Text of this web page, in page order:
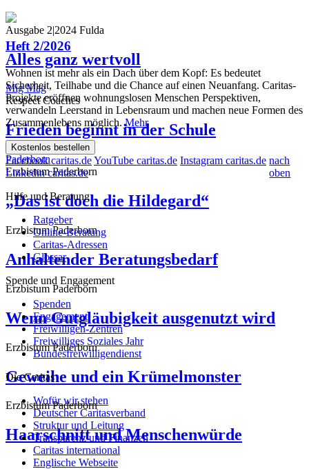
Ausgabe 2|2024 Fulda
Alles ganz wertvoll
Mig Mag
Respect Coaches
Frieden beginnt in der Schule
Paderborn
Erzbistum Paderborn
„Das ist doch die Hildegard“
Erzbistum Paderborn
Anhaltender Beratungsbedarf
Erzbistum Paderborn
Wenn Gutgläubigkeit ausgenutzt wird
Erzbistum Paderborn
Geweihe und ein Krümelmonster
Erzbistum Paderborn
Haarschnitt und Menschenwürde
Heft 2/2026
Wohnen ist mehr als ein Dach über dem Kopf: Es bedeutet
Sicherheit, Teilhabe und die Chance auf einen Neuanfang. Caritas-
Projekte eröffnen wohnungslosen Menschen Perspektiven,
verwandeln Leerstand in Lebensraum und machen neue Formen des
Zusammenlebens möglich.Mehr
Kostenlos bestellen
Facebook caritas.deYouTube caritas.de Instagram caritas.de
Linkedin caritas.de
nach
oben
Hilfe und Beratung
Ratgeber
Online-Beratung
Caritas-Adressen
Glossar
Spende und Engagement
Spenden
Engagement
Freiwilligen-Zentren
Freiwilliges Soziales Jahr
Bundesfreiwilligendienst
Die Caritas
Wofür wir stehen
Deutscher Caritasverband
Struktur und Leitung
Transparenz und Finanzen
Caritas international
Englische Webseite